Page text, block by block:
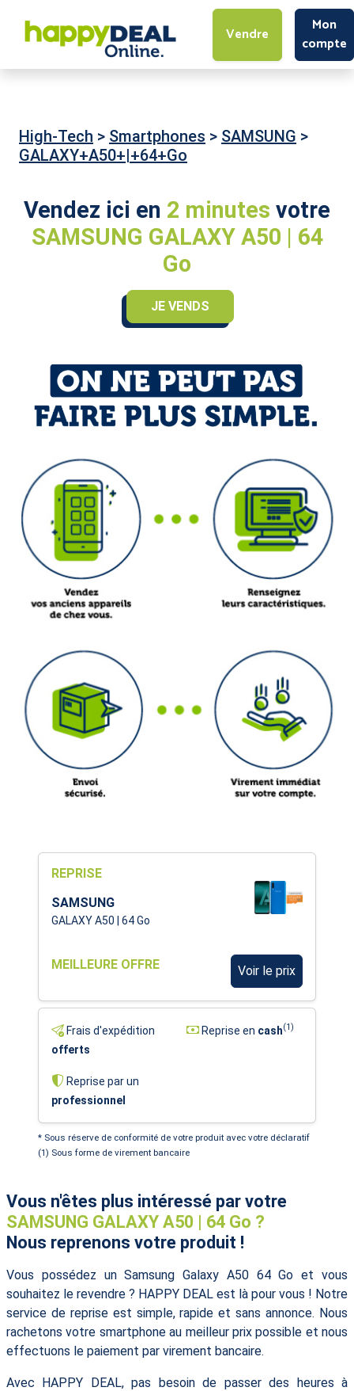
Vendre
Mon
compte
High-Tech > Smartphones > SAMSUNG >
GALAXY+A50+|+64+Go
Vendez ici en 2 minutes votre
SAMSUNG GALAXY A50 | 64
Go
JE VENDS
REPRISE
SAMSUNG
GALAXY A50 | 64 Go
MEILLEURE OFFRE Voir le prix
Frais d'expédition
offerts
Reprise en cash(1)
Reprise par un
professionnel
* Sous réserve de conformité de votre produit avec votre déclaratif
(1) Sous forme de virement bancaire
Vous n'êtes plus intéressé par votre
SAMSUNG GALAXY A50 | 64 Go ?
Nous reprenons votre produit !
Vous possédez un Samsung Galaxy A50 64 Go et vous
souhaitez le revendre ? HAPPY DEAL est là pour vous ! Notre
service de reprise est simple, rapide et sans annonce. Nous
rachetons votre smartphone au meilleur prix possible et nous
effectuons le paiement par virement bancaire.
Avec HAPPY DEAL, pas besoin de passer des heures à